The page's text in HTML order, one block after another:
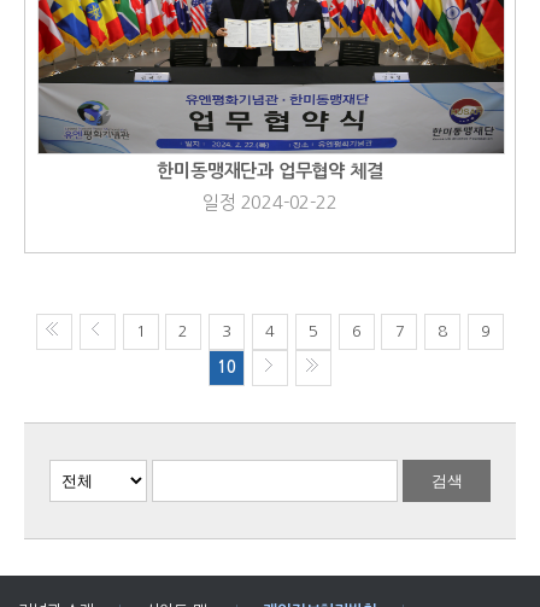
한미동맹재단과 업무협약 체결
일정 2024-02-22
1 2 3 4 5 6 7 8 9
10